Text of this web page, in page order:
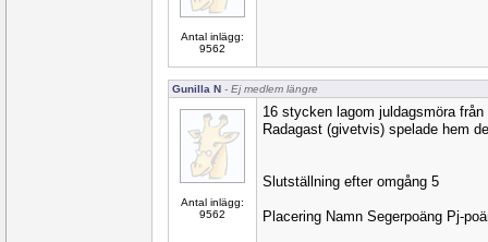
Antal inlägg:
9562
Gunilla N - Ej medlem längre
Antal inlägg:
9562
16 stycken lagom juldagsmöra
Radagast (givetvis) spelade hem
Slutställning efter omgång 5
Placering Namn Segerpoäng Pj-